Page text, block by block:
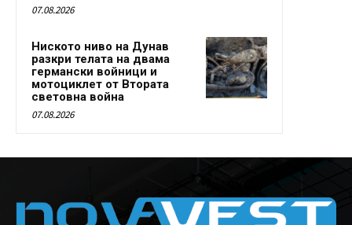
07.08.2026
Ниското ниво на Дунав
разкри телата на двама
германски войници и
мотоциклет от Втората
световна война
07.08.2026